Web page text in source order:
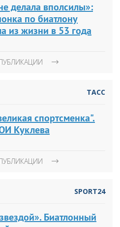
делала вполсилы»:
по биатлону
из жизни в 53 года
ТАСС
спортсменка".
Куклева
SPORT24
Биатлонный